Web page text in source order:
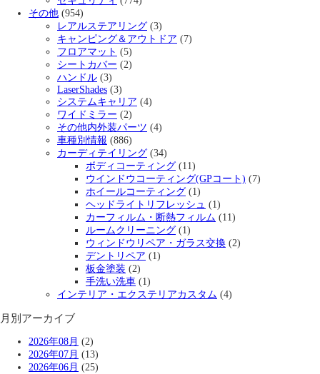
その他 (954)
レアルステアリング (3)
キャンピング＆アウトドア (7)
フロアマット (5)
シートカバー (2)
ハンドル (3)
LaserShades (3)
システムキャリア (4)
ワイドミラー (2)
その他内外装パーツ (4)
車種別情報 (886)
カーディテイリング (34)
ボディコーティング (11)
ウインドウコーティング(GPコート) (7)
ホイールコーティング (1)
ヘッドライトリフレッシュ (1)
カーフィルム・断熱フィルム (11)
ルームクリーニング (1)
ウィンドウリペア・ガラス交換 (2)
デントリペア (1)
板金塗装 (2)
手洗い洗車 (1)
インテリア・エクステリアカスタム (4)
月別アーカイブ
2026年08月 (2)
2026年07月 (13)
2026年06月 (25)